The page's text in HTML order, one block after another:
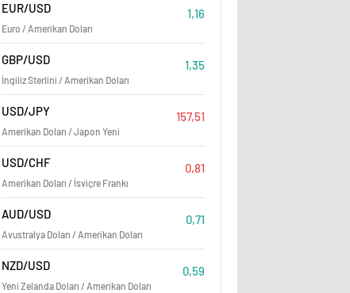
EUR/USD
Euro / Amerikan Doları
1,16
GBP/USD
İngiliz Sterlini / Amerikan Doları
1,35
USD/JPY
Amerikan Doları / Japon Yeni
157,51
USD/CHF
Amerikan Doları / İsviçre Frankı
0,81
AUD/USD
Avustralya Doları / Amerikan Doları
0,71
NZD/USD
Yeni Zelanda Doları / Amerikan Doları
0,59